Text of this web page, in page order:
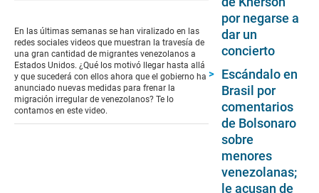
of
0
seconds
En las últimas semanas se han viralizado en las
redes sociales videos que muestran la travesía de
una gran cantidad de migrantes venezolanos a
Estados Unidos. ¿Qué los motivó llegar hasta allá
y que sucederá con ellos ahora que el gobierno ha
anunciado nuevas medidas para frenar la
migración irregular de venezolanos? Te lo
contamos en este video.
por negarse a
dar un
concierto
Escándalo en
Brasil por
comentarios
de Bolsonaro
sobre
menores
venezolanas;
le acusan de